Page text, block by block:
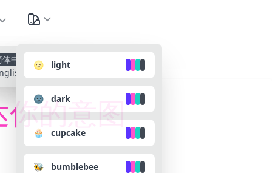
中文
🌝 light
🌚 dark
🧁 cupcake
🐝 bumblebee
的意图